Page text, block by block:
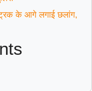
ट्रक के आगे लगाई छलांग,